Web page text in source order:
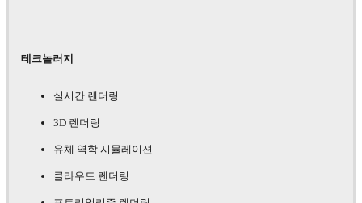
테크놀러지
실시간 렌더링
3D 렌더링
유체 역학 시뮬레이션
클라우드 렌더링